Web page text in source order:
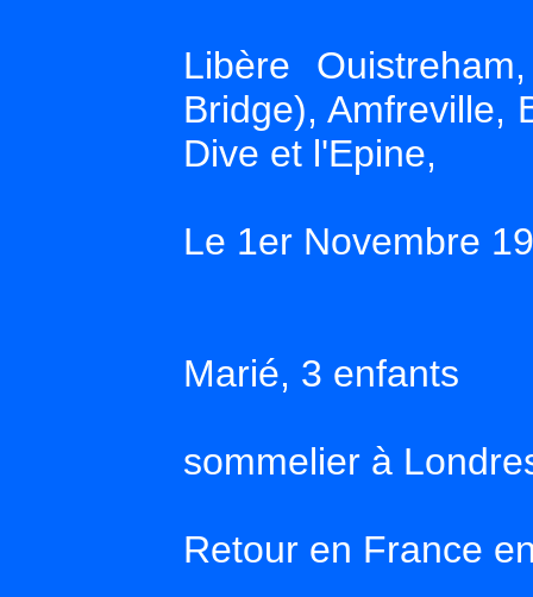
Libère
Bridge), Amfreville,
Dive et l'Epine,
Le 1er Novembre
Marié, 3 enfants
sommelier à
Retour en France